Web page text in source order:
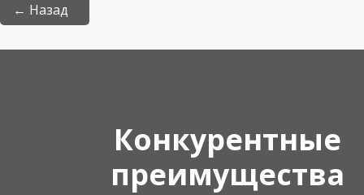
← Назад
Конкурентные
преимущества